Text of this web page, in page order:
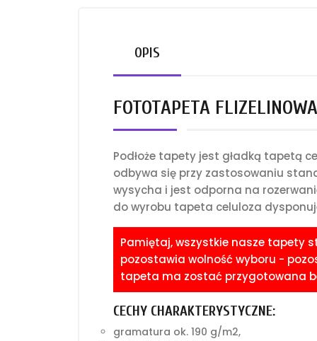
OPIS
FOTOTAPETA FLIZELINOWA
Podłoże tapety jest gładką tapetą
odbywa się przy zastosowaniu
wysycha i jest odporna na
do wyrobu tapeta celuloza
Pamiętaj, wszystkie nasze tapety
pozostawia wolność wyboru -
tapeta ma zostać przygotowana
CECHY CHARAKTERYSTYCZNE:
gramatura ok. 190 g/m2,